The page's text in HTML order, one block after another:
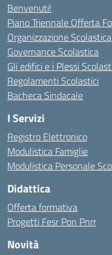
Benvenuti!
Piano Triennale Offerta
Organizzazione Scolastica
Governance Scolastica
Gli edifici e i Plessi
Regolamenti Scolastici
Bacheca Sindacale
I Servizi
Registro Elettronico
Modulistica Famiglie
Modulistica Personale
Didattica
Offerta formativa
Progetti Fesr Pon Pnrr
Novità